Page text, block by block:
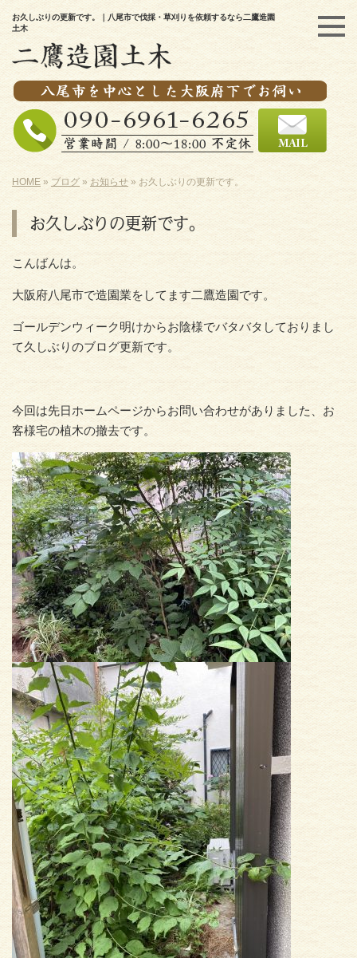
お久しぶりの更新です。｜八尾市で伐採・草刈りを依頼するなら二鷹造園
土木
HOME » ブログ » お知らせ » お久しぶりの更新です。
お久しぶりの更新です。
こんばんは。
大阪府八尾市で造園業をしてます二鷹造園です。
ゴールデンウィーク明けからお陰様でバタバタしておりまし
て久しぶりのブログ更新です。
今回は先日ホームページからお問い合わせがありました、お
客様宅の植木の撤去です。